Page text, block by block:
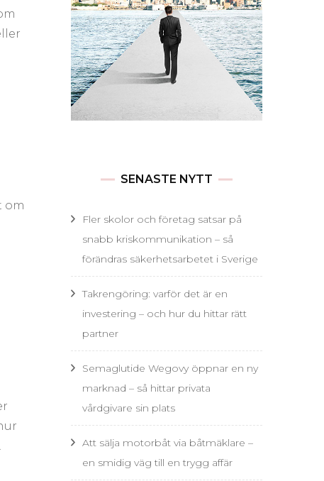
om
SENASTE NYTT
Fler skolor och företag satsar på
snabb kriskommunikation – så
förändras säkerhetsarbetet i Sverige
Takrengöring: varför det är en
investering – och hur du hittar rätt
partner
Semaglutide Wegovy öppnar en ny
marknad – så hittar privata
vårdgivare sin plats
Att sälja motorbåt via båtmäklare –
en smidig väg till en trygg affär